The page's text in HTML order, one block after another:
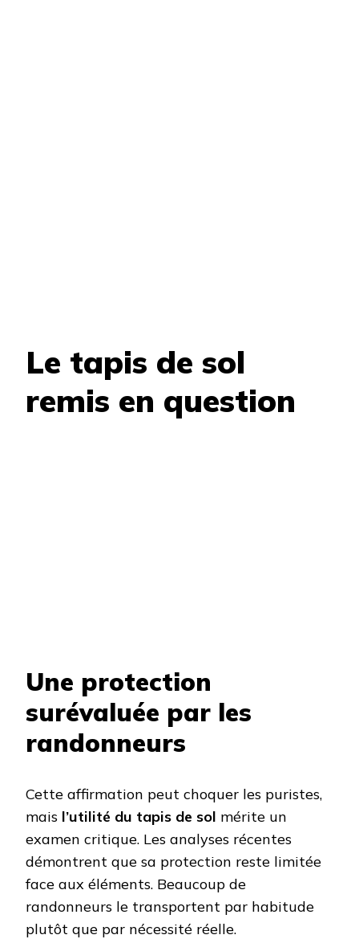
Le tapis de sol
remis en question
Une protection
surévaluée par les
randonneurs
Cette affirmation peut choquer les puristes,
mais l’utilité du tapis de sol mérite un
examen critique. Les analyses récentes
démontrent que sa protection reste limitée
face aux éléments. Beaucoup de
randonneurs le transportent par habitude
plutôt que par nécessité réelle.